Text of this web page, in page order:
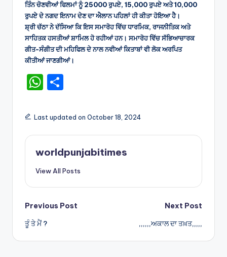
ਤਿੰਨ ਚੋਣਵੀਆਂ ਫਿਲਮਾਂ ਨੂੰ 25000 ਰੁਪਏ, 15,000 ਰੁਪਏ ਅਤੇ 10,000
ਰੁਪਏ ਦੇ ਨਗਦ ਇਨਾਮ ਦੇਣ ਦਾ ਐਲਾਨ ਪਹਿਲਾਂ ਹੀ ਕੀਤਾ ਹੋਇਆ ਹੈ।
ਸ਼੍ਰੀ ਚੱਠਾ ਨੇ ਦੱਸਿਆ ਕਿ ਇਸ ਸਮਾਰੋਹ ਵਿੱਚ ਧਾਰਮਿਕ, ਰਾਜਨੀਤਿਕ ਅਤੇ
ਸਾਹਿਤਕ ਹਸਤੀਆਂ ਸ਼ਾਮਿਲ ਹੋ ਰਹੀਆਂ ਹਨ। ਸਮਾਰੋਹ ਵਿੱਚ ਸੱਭਿਆਚਾਰਕ
ਗੀਤ-ਸੰਗੀਤ ਦੀ ਮਹਿਫਿਲ ਦੇ ਨਾਲ ਨਵੀਆਂ ਕਿਤਾਬਾਂ ਵੀ ਲੋਕ ਅਰਪਿਤ
ਕੀਤੀਆਂ ਜਾਣਗੀਆਂ।
W
a
ts
A
p
ar
e
Last updated on October 18, 2024
worldpunjabitimes
View All Posts
Post
navigation
Previous Post
ਤੂੰ ਤੇ ਮੈਂ ?
Next Post
,,,,,,ਅਕਾਲ ਦਾ ਤਖ਼ਤ,,,,,